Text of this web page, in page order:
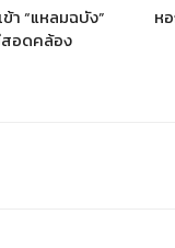
า “แหลมฉบัง”
สอดคล้อง
ห